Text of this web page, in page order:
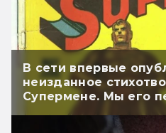
В сети впервые
неизданное
Супермене. Мы его